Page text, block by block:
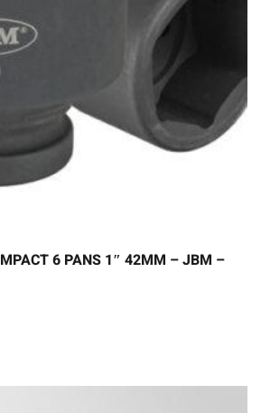
6 PANS 1″ 42MM – JBM –